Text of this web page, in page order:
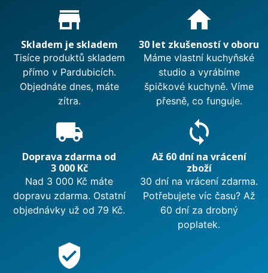
Proč nakupovat u nás?
store_mall_directory
Skladem je skladem
Tisíce produktů skladem
přímo v Pardubicích.
Objednáte dnes, máte
zítra.
home
30 let zkušeností v oboru
Máme vlastní kuchyňské
studio a vyrábíme
špičkové kuchyně. Víme
přesně, co funguje.
local_shipping
Doprava zdarma od
3 000 Kč
Nad 3 000 Kč máte
dopravu zdarma. Ostatní
objednávky už od 79 Kč.
sync
Až 60 dní na vrácení
zboží
30 dní na vrácení zdarma.
Potřebujete víc času? Až
60 dní za drobný
poplatek.
verified_user